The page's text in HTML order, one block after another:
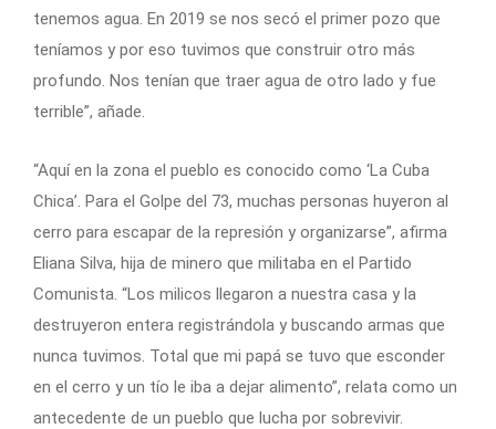
tenemos agua. En 2019 se nos secó el primer pozo que
teníamos y por eso tuvimos que construir otro más
profundo. Nos tenían que traer agua de otro lado y fue
terrible”, añade.
“Aquí en la zona el pueblo es conocido como ‘La Cuba
Chica’. Para el Golpe del 73, muchas personas huyeron al
cerro para escapar de la represión y organizarse”, afirma
Eliana Silva, hija de minero que militaba en el Partido
Comunista. “Los milicos llegaron a nuestra casa y la
destruyeron entera registrándola y buscando armas que
nunca tuvimos. Total que mi papá se tuvo que esconder
en el cerro y un tío le iba a dejar alimento”, relata como un
antecedente de un pueblo que lucha por sobrevivir.